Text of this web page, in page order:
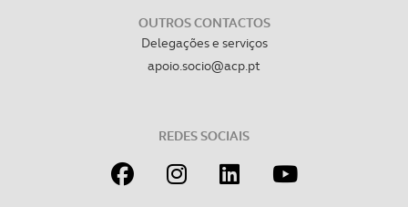
OUTROS CONTACTOS
Delegações e serviços
apoio.socio@acp.pt
REDES SOCIAIS